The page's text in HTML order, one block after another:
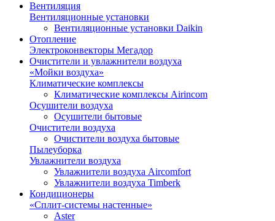
Вентиляция
Вентиляционные установки
Вентиляционные установки Daikin
Отопление
Электроконвекторы Мегадор
Очистители и увлажнители воздуха
«Мойки воздуха»
Климатические комплексы
Климатические комплексы Airincom
Осушители воздуха
Осушители бытовые
Очистители воздуха
Очистители воздуха бытовые
Пылеуборка
Увлажнители воздуха
Увлажнители воздуха Aircomfort
Увлажнители воздуха Timberk
Кондиционеры
«Сплит-системы настенные»
Aster